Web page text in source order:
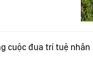
cuộc đua trí tuệ nhân